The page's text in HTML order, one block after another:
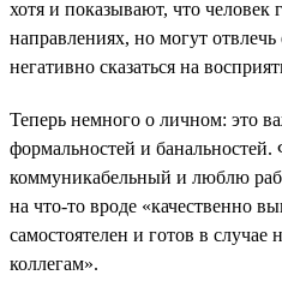
хотя и показывают, что человек
направлениях, но могут
негативно сказаться на
Теперь немного о личном: это
формальностей и банальностей.
коммуникабельный и люблю
на что-то вроде «качественно
самостоятелен и готов в случае
коллегам».